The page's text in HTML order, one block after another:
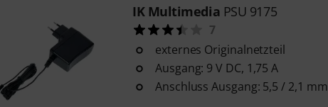
IK Multimedia PSU 9175
7
externes Originalnetzteil
Ausgang: 9 V DC, 1,75 A
Anschluss Ausgang: 5,5 / 2,1 mm